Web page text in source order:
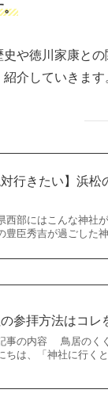
。
や徳川家康と
介していきます
対行きたい】浜
西部にはこんな神社
豊臣秀吉が過ごした
参拝方法はコレ
事の内容 鳥居のく
ちは、「神社に行く